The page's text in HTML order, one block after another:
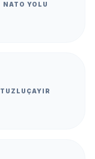
NATO YOLU
TUZLUÇAYIR